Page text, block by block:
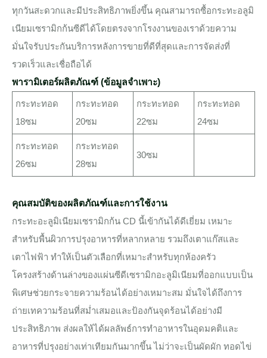
ทุกวันสะดวกและมีประสิทธิภาพยิ่งขึ้น คุณสามารถซื้อกระทะอลูมิ
เนียมเซรามิกก้นซีดีได้โดยตรงจากโรงงานของเราด้วยความ
มั่นใจรับประกันบริการหลังการขายที่ดีที่สุดและการจัดส่งที่
รวดเร็วและเชื่อถือได้
พารามิเตอร์ผลิตภัณฑ์ (ข้อมูลจำเพาะ)
กระทะทอด
18ซม
กระทะทอด
20ซม
กระทะทอด
22ซม
กระทะทอด
24ซม
กระทะทอด
26ซม
กระทะทอด
28ซม
30ซม
คุณสมบัติของผลิตภัณฑ์และการใช้งาน
กระทะอะลูมิเนียมเซรามิกก้น CD นี้เข้ากันได้ดีเยี่ยม เหมาะ
สำหรับพื้นผิวการปรุงอาหารที่หลากหลาย รวมถึงเตาแก๊สและ
เตาไฟฟ้า ทำให้เป็นตัวเลือกที่เหมาะสำหรับทุกห้องครัว
โครงสร้างด้านล่างของแผ่นซีดีเซรามิกอะลูมิเนียมที่ออกแบบเป็น
พิเศษช่วยกระจายความร้อนได้อย่างเหมาะสม มั่นใจได้ถึงการ
ถ่ายเทความร้อนที่สม่ำเสมอและป้องกันจุดร้อนได้อย่างมี
ประสิทธิภาพ ส่งผลให้ได้ผลลัพธ์การทำอาหารในอุดมคติและ
อาหารที่ปรุงอย่างเท่าเทียมกันมากขึ้น ไม่ว่าจะเป็นผัดผัก ทอดไข่